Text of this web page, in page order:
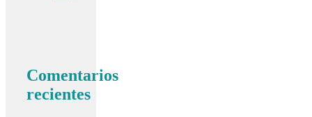
Comentarios
recientes